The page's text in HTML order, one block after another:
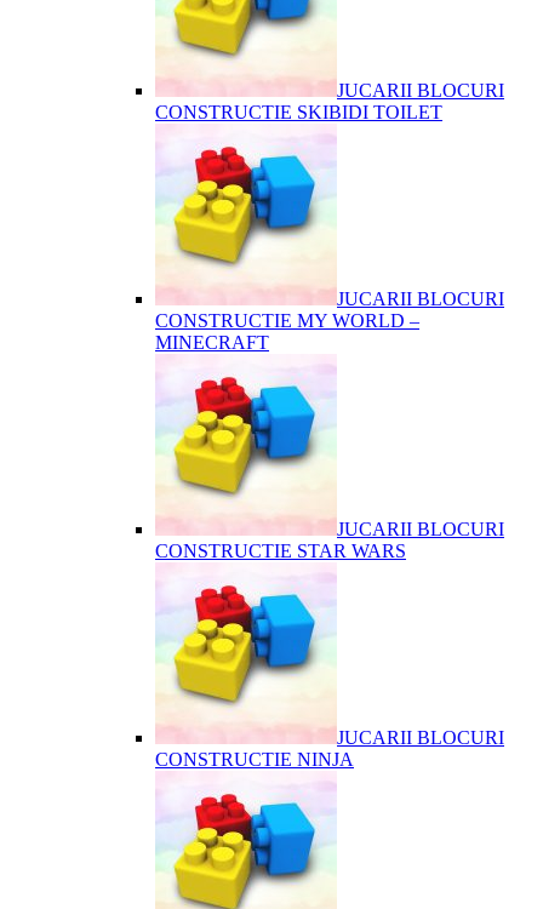
JUCARII BLOCURI
CONSTRUCTIE SKIBIDI TOILET
JUCARII BLOCURI
CONSTRUCTIE MY WORLD –
MINECRAFT
JUCARII BLOCURI
CONSTRUCTIE STAR WARS
JUCARII BLOCURI
CONSTRUCTIE NINJA